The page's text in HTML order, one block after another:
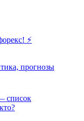
⚡
прогнозы
список